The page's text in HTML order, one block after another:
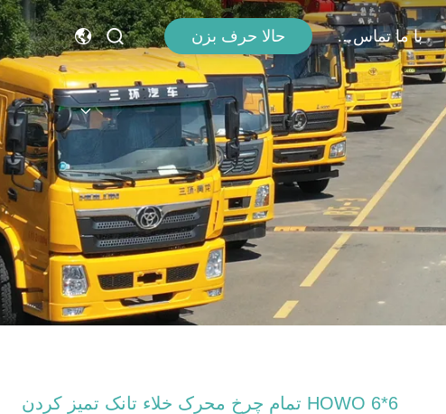
با ما تماس بگیرید حالا حرف بزن
HOWO 6*6 تمام چرخ محرک خلاء تانک تمیز کردن